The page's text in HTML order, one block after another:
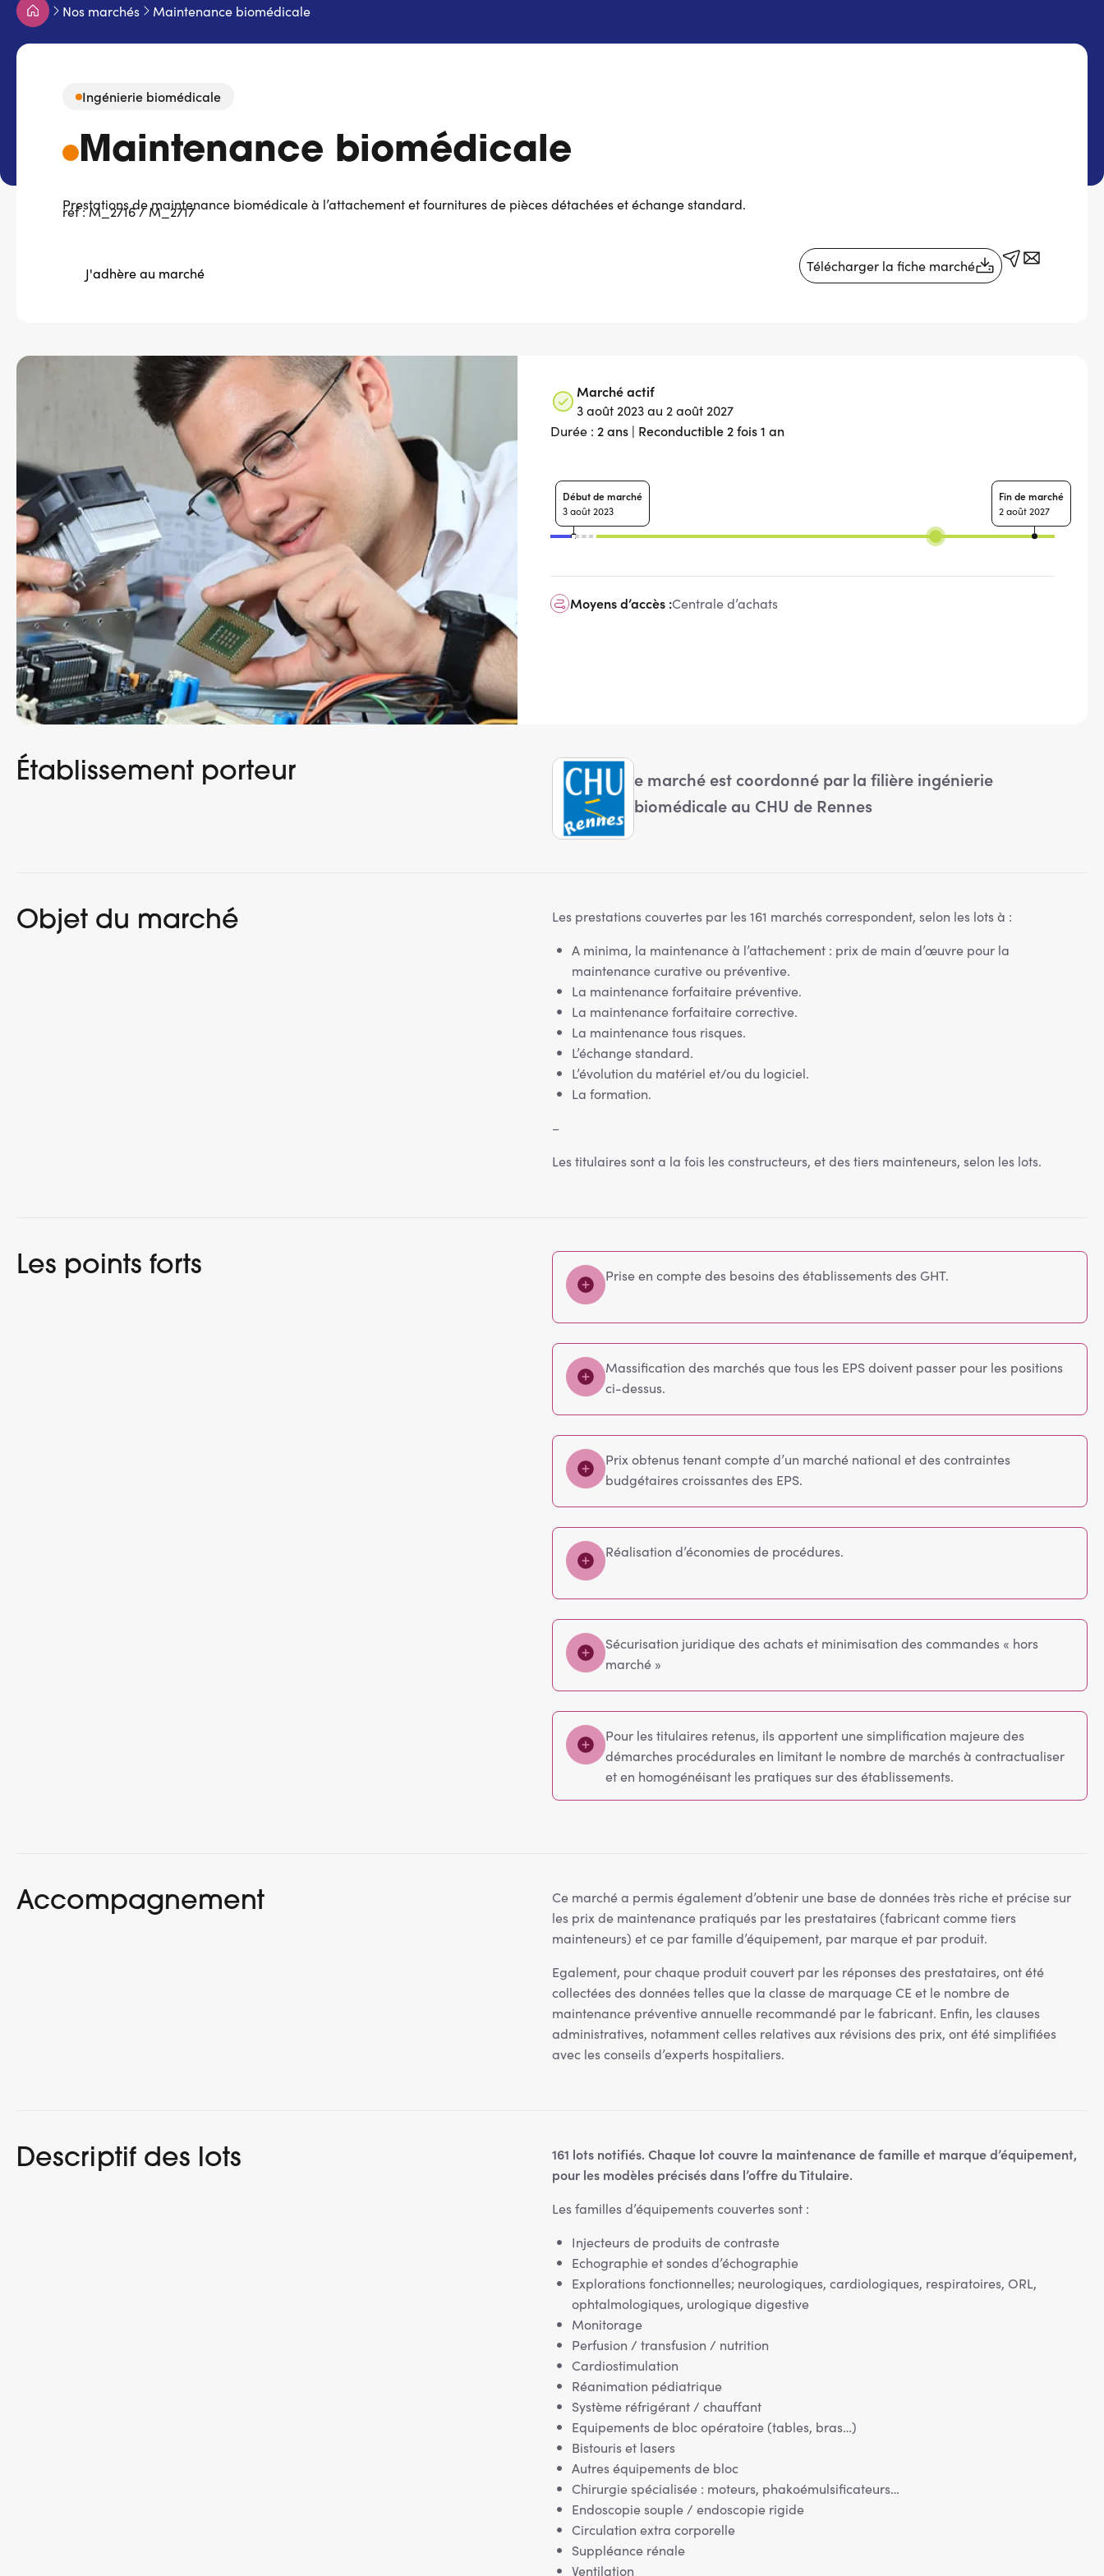
Fil
d'Ariane
Nos marchés Maintenance biomédicale
Ingénierie biomédicale
Maintenance biomédicale
Prestations de maintenance biomédicale à l’attachement et fournitures de pièces détachées et échange standard.
réf : M_2716 / M_2717
J'adhère au marché Télécharger la fiche marché
Message
Marché actif
3 août 2023 au 2 août 2027
Durée : 2 ans | Reconductible 2 fois 1 an
Début de marché
3 août 2023
Fin de marché
2 août 2027
Moyens d’accès :Centrale d’achats
Établissement porteur
e marché est coordonné par la filière ingénierie
biomédicale au CHU de Rennes
Objet du marché
Les prestations couvertes par les 161 marchés correspondent, selon les lots à :
A minima, la maintenance à l’attachement : prix de main d’œuvre pour la
maintenance curative ou préventive.
La maintenance forfaitaire préventive.
La maintenance forfaitaire corrective.
La maintenance tous risques.
L’échange standard.
L’évolution du matériel et/ou du logiciel.
La formation.
–
Les titulaires sont a la fois les constructeurs, et des tiers mainteneurs, selon les lots.
Les points forts Prise en compte des besoins des établissements des GHT.
Massification des marchés que tous les EPS doivent passer pour les positions
ci-dessus.
Prix obtenus tenant compte d’un marché national et des contraintes
budgétaires croissantes des EPS.
Réalisation d’économies de procédures.
Sécurisation juridique des achats et minimisation des commandes « hors
marché »
Pour les titulaires retenus, ils apportent une simplification majeure des
démarches procédurales en limitant le nombre de marchés à contractualiser
et en homogénéisant les pratiques sur des établissements.
Accompagnement
Ce marché a permis également d’obtenir une base de données très riche et précise sur
les prix de maintenance pratiqués par les prestataires (fabricant comme tiers
mainteneurs) et ce par famille d’équipement, par marque et par produit.
Egalement, pour chaque produit couvert par les réponses des prestataires, ont été
collectées des données telles que la classe de marquage CE et le nombre de
maintenance préventive annuelle recommandé par le fabricant. Enfin, les clauses
administratives, notamment celles relatives aux révisions des prix, ont été simplifiées
avec les conseils d’experts hospitaliers.
Descriptif des lots
161 lots notifiés. Chaque lot couvre la maintenance de famille et marque d’équipement,
pour les modèles précisés dans l’offre du Titulaire.
Les familles d’équipements couvertes sont :
Injecteurs de produits de contraste
Echographie et sondes d’échographie
Explorations fonctionnelles; neurologiques, cardiologiques, respiratoires, ORL,
ophtalmologiques, urologique digestive
Monitorage
Perfusion / transfusion / nutrition
Cardiostimulation
Réanimation pédiatrique
Système réfrigérant / chauffant
Equipements de bloc opératoire (tables, bras…)
Bistouris et lasers
Autres équipements de bloc
Chirurgie spécialisée : moteurs, phakoémulsificateurs…
Endoscopie souple / endoscopie rigide
Circulation extra corporelle
Suppléance rénale
Ventilation